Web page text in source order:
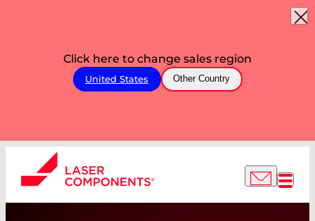
Click here to change sales region
United States Other Country